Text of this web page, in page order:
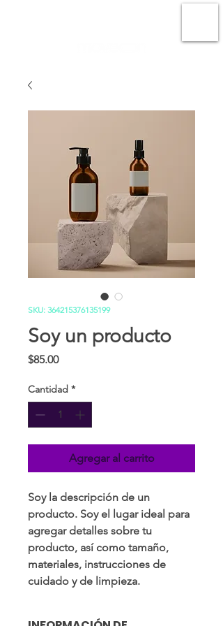
SKU: 364215376135199
Soy un producto
$85.00Precio
Cantidad *
Agregar al carrito
Soy la descripción de un
producto. Soy el lugar ideal para
agregar detalles sobre tu
producto, así como tamaño,
materiales, instrucciones de
cuidado y de limpieza.